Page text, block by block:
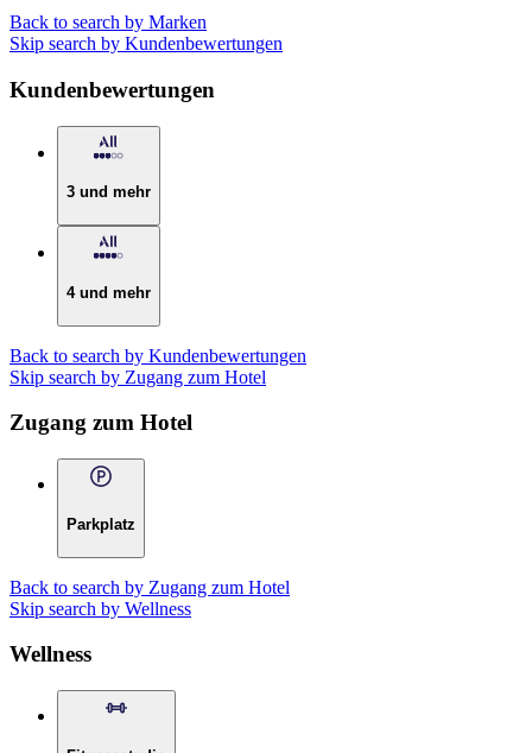
Back to search by Marken
Skip search by Kundenbewertungen
Kundenbewertungen
3 und mehr
4 und mehr
Back to search by Kundenbewertungen
Skip search by Zugang zum Hotel
Zugang zum Hotel
Parkplatz
Back to search by Zugang zum Hotel
Skip search by Wellness
Wellness